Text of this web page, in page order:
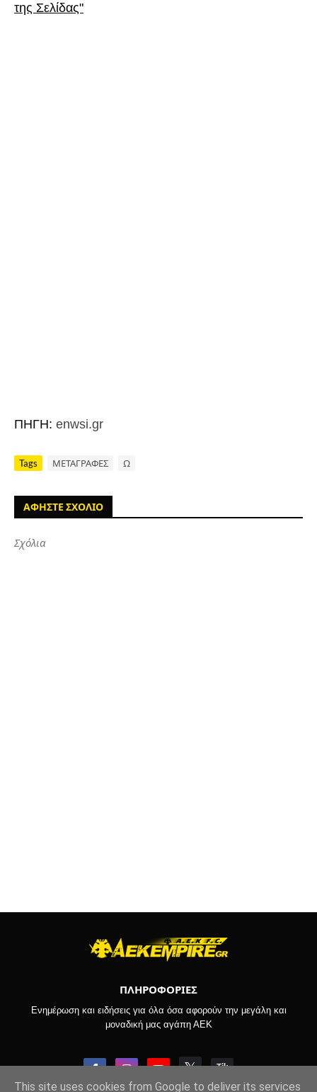
της Σελίδας"
ΠΗΓΗ: enwsi.gr
Tags ΜΕΤΑΓΡΑΦΕΣ Ω
ΑΦΗΣΤΕ ΣΧΟΛΙΟ
Σχόλια
ΠΛΗΡΟΦΟΡΙΕΣ
Ενημέρωση και ειδήσεις για όλα όσα αφορούν την μεγάλη και
μοναδική μας αγάπη ΑΕΚ
This site uses cookies from Google to deliver its services